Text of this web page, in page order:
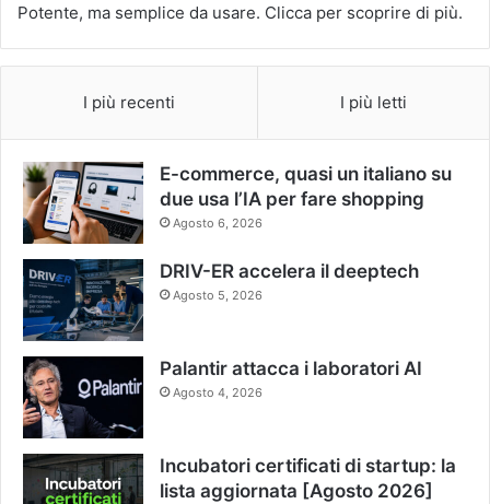
I più recenti I più letti
E-commerce, quasi un italiano su
due usa l’IA per fare shopping
Agosto 6, 2026
DRIV-ER accelera il deeptech
Agosto 5, 2026
Palantir attacca i laboratori AI
Agosto 4, 2026
Incubatori certificati di startup: la
lista aggiornata [Agosto 2026]